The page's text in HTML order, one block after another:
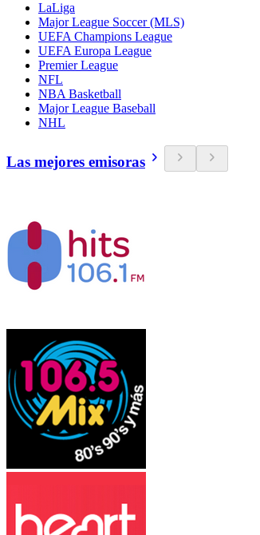
LaLiga
Major League Soccer (MLS)
UEFA Champions League
UEFA Europa League
Premier League
NFL
NBA Basketball
Major League Baseball
NHL
Las mejores emisoras